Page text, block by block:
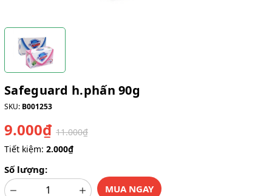
Safeguard h.phấn 90g
SKU: B001253
9.000₫ 11.000₫
Tiết kiệm: 2.000₫
Số lượng:
MUA NGAY